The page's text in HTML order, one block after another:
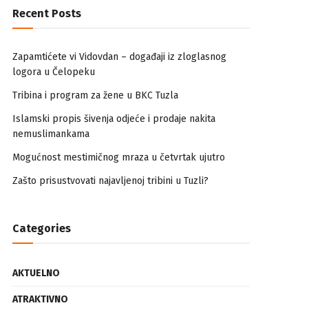
Recent Posts
Zapamtićete vi Vidovdan – događaji iz zloglasnog
logora u Čelopeku
Tribina i program za žene u BKC Tuzla
Islamski propis šivenja odjeće i prodaje nakita
nemuslimankama
Mogućnost mestimičnog mraza u četvrtak ujutro
Zašto prisustvovati najavljenoj tribini u Tuzli?
Categories
AKTUELNO
ATRAKTIVNO